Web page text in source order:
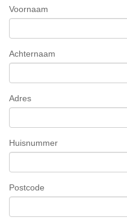
Voornaam
Achternaam
Adres
Huisnummer
Postcode